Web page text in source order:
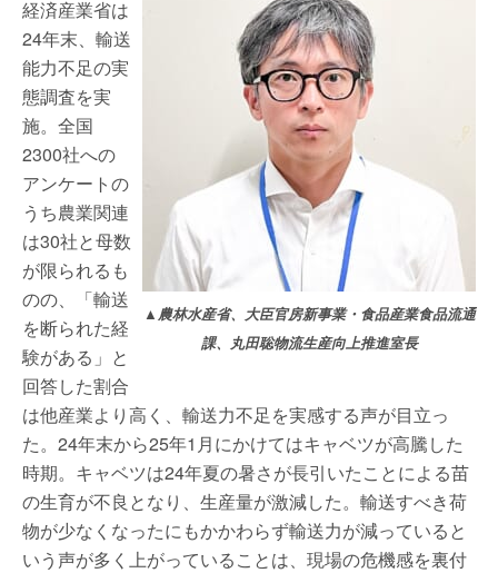
▲農林水産省、大臣官房新事業・食品産業食品流通
課、丸田聡物流生産向上推進室長
経済産業省は
24年末、輸送
能力不足の実
態調査を実
施。全国
2300社への
アンケートの
うち農業関連
は30社と母数
が限られるも
のの、「輸送
を断られた経
験がある」と
回答した割合
は他産業より高く、輸送力不足を実感する声が目立っ
た。24年末から25年1月にかけてはキャベツが高騰した
時期。キャベツは24年夏の暑さが長引いたことによる苗
の生育が不良となり、生産量が激減した。輸送すべき荷
物が少なくなったにもかかわらず輸送力が減っていると
いう声が多く上がっていることは、現場の危機感を裏付